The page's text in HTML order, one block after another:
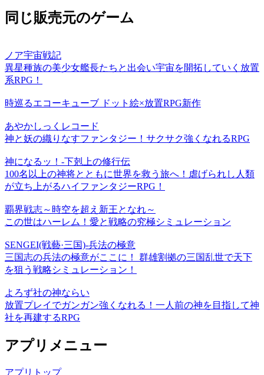
同じ販売元のゲーム
ノア宇宙戦記
異星種族の美少女艦長たちと出会い宇宙を開拓していく放置
系RPG！
時巡るエコーキューブ ドット絵×放置RPG新作
あやかしっくレコード
神と妖の織りなすファンタジー！サクサク強くなれるRPG
神になるッ！-下剋上の修行伝
100名以上の神将とともに世界を救う旅へ！虐げられし人類
が立ち上がるハイファンタジーRPG！
覇界戦志～時空を超え新王となれ～
この世はハーレム！愛と戦略の究極シミュレーション
SENGEI(戦藝·三国)‐兵法の極意
三国志の兵法の極意がここに！ 群雄割拠の三国乱世で天下
を狙う戦略シミュレーション！
よろず社の神ならい
放置プレイでガンガン強くなれる！一人前の神を目指して神
社を再建するRPG
アプリメニュー
アプリトップ